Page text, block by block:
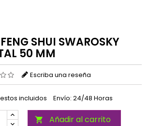
SHUI SWAROSKY
50 MM
Escriba una reseña
incluidos Envío: 24/48 Horas
 Añadir al carrito